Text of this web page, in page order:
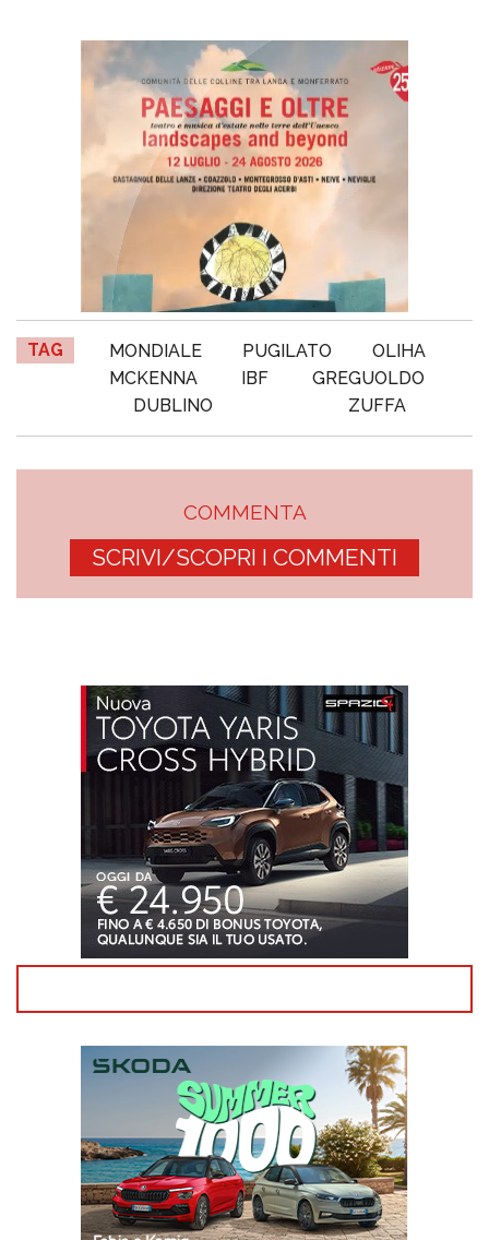
TAG MONDIALE PUGILATO
OLIHA
MCKENNA
IBF
GREGUOLDO
DUBLINO
ZUFFA
COMMENTA
SCRIVI/SCOPRI I COMMENTI